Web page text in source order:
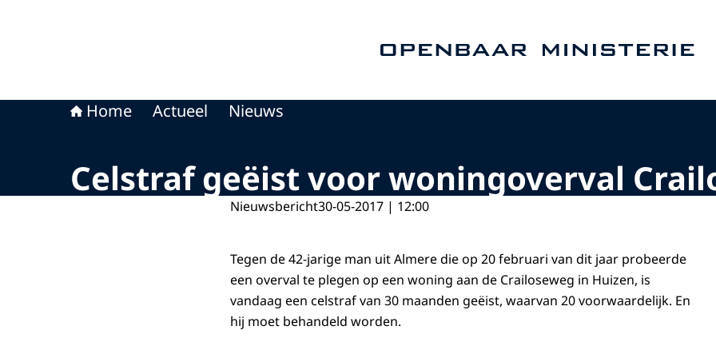
Home Actueel Nieuws
Celstraf geëist voor woningoverval
Nieuwsbericht30-05-2017 | 12:00
Tegen de 42-jarige man uit Almere die op 20 februari van dit jaar probeerde
een overval te plegen op een woning aan de Crailoseweg in Huizen, is
vandaag een celstraf van 30 maanden geëist, waarvan 20 voorwaardelijk. En
hij moet behandeld worden.